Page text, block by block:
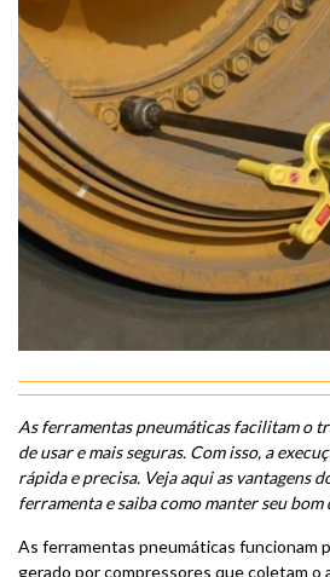
As ferramentas pneumáticas facilitam o
de usar e mais seguras. Com isso, a
rápida e precisa. Veja aqui as vantagens
ferramenta e saiba como manter seu bom
As ferramentas pneumáticas funcionam
gerado por compressores que coletam o